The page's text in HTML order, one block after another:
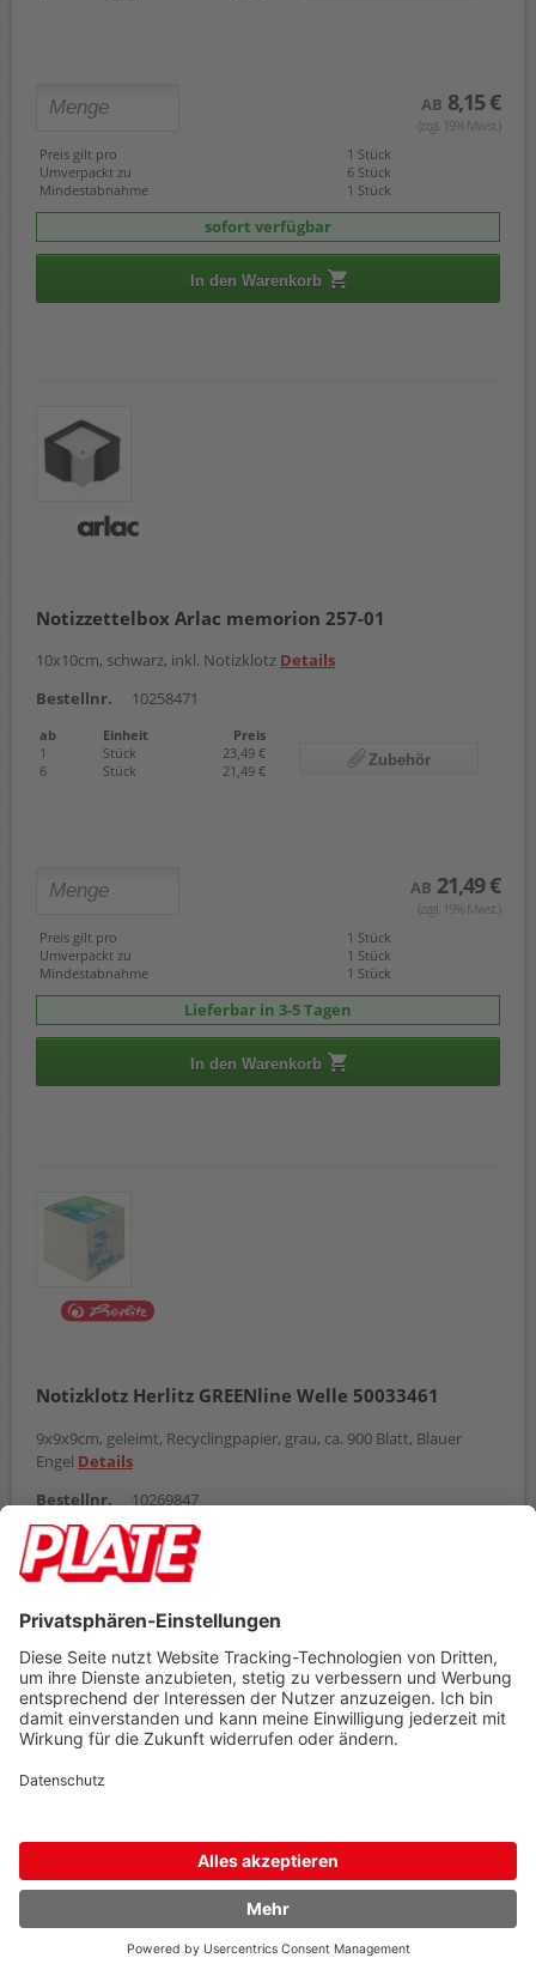
AB 8,15 €
(zzgl. 19% Mwst.)
Preis gilt pro
1 Stück
Umverpackt zu
6 Stück
Mindestabnahme
1 Stück
sofort verfügbar
In den Warenkorb
Notizzettelbox Arlac memorion 257-01
10x10cm, schwarz, inkl. Notizklotz Details
Bestellnr.
10258471
ab Einheit
Preis
1
Stück
23,49 €
6
Stück 21,49 €
Zubehör
AB 21,49 €
(zzgl. 19% Mwst.)
Preis gilt pro
1 Stück
Umverpackt zu
1 Stück
Mindestabnahme
1 Stück
Lieferbar in 3-5 Tagen
In den Warenkorb
Notizklotz Herlitz GREENline Welle 50033461
9x9x9cm, geleimt, Recyclingpapier, grau, ca. 900 Blatt, Blauer
Engel Details
Bestellnr.
10269847
ab Einheit
1
Stück
AB6,99 €
(zzgl. 19% Mwst.)
Preis gilt pro
1 Stück
Umverpackt zu
1 Stück
In den Warenkorb